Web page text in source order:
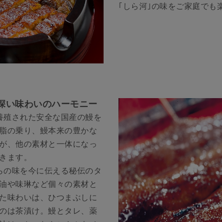
｢しら河｣の味をご家庭でも
い味わいのハーモニー
された安全な国産の鰻を
の乗り、鰻本来の豊かな
、他の素材と一体になっ
ます。
味を今に伝える秘伝のタ
や味琳など個々の素材と
味わいは、ひつまぶしに
は茶漬け。鰻とタレ、薬